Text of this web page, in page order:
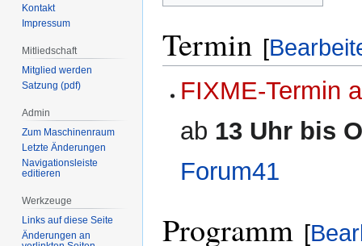
Termin [
FIXME-Termin
ab 13 Uhr bis
Forum41
Programm [
Kontakt
Impressum
Mitliedschaft
Mitglied werden
Satzung (pdf)
Admin
Zum Maschinenraum
Letzte Änderungen
Navigationsleiste
editieren
Werkzeuge
Links auf diese Seite
Änderungen an